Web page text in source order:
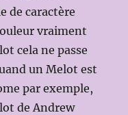
de caractère
vraiment
cela ne passe
un Melot est
par exemple,
de Andrew